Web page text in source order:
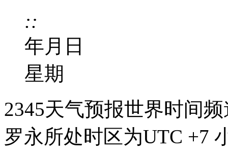
::
年 月 日
星期
2345天气预报世界时间
罗永所处时区为UTC +7